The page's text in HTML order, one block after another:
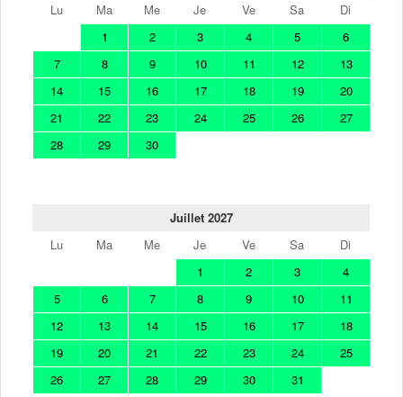
Lu
Ma Me Je Ve Sa
Di
1
2 3 4 5
6
7
8 9 10 11 12
13
14
15 16 17 18 19
20
21
22 23 24 25 26
27
28
29 30
Juillet 2027
Lu
Ma Me Je Ve Sa
Di
1
2 3
4
5
6 7 8 9 10
11
12
13 14 15 16 17
18
19
20 21 22 23 24
25
26
27 28 29 30 31